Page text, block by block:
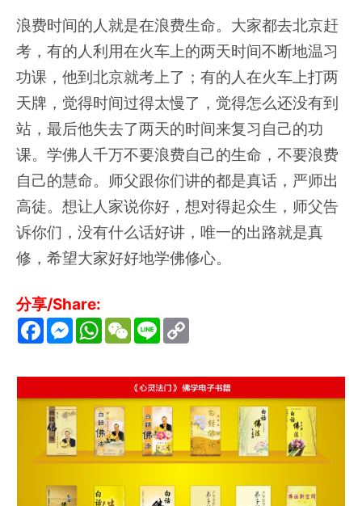
浪费时间的人就是在浪费生命。大家都去北京赶
考，有的人利用在火车上的两天时间不断地温习
功课，他到北京就考上了；有的人在火车上打两
天牌，觉得时间过得太慢了，觉得怎么还没有到
站，最后他失去了两天的时间来复习自己的功
课。学佛人千万不要浪费自己的生命，不要浪费
自己的慧命。师父跟你们讲的都是真话，严师出
高徒。想让人家说你好，想对得起众生，师父告
诉你们，没有什么话好讲，唯一的出路就是真
修，希望大家好好地学佛修心。
分享/Share:
F
a
c
b
o
k
M
e
s
e
g
e
W
h
a
s
p
p
W
e
C
a
t
L
i
n
L
i
n
k